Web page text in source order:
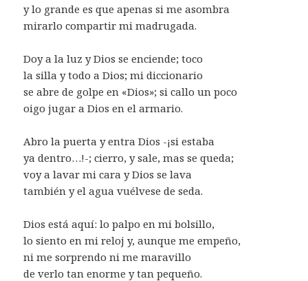
y lo grande es que apenas si me asombra
mirarlo compartir mi madrugada.
Doy a la luz y Dios se enciende; toco
la silla y todo a Dios; mi diccionario
se abre de golpe en «Dios»; si callo un poco
oigo jugar a Dios en el armario.
Abro la puerta y entra Dios -¡si estaba
ya dentro…!-; cierro, y sale, mas se queda;
voy a lavar mi cara y Dios se lava
también y el agua vuélvese de seda.
Dios está aquí: lo palpo en mi bolsillo,
lo siento en mi reloj y, aunque me empeño,
ni me sorprendo ni me maravillo
de verlo tan enorme y tan pequeño.